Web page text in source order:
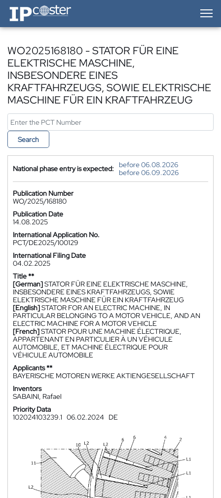
IP-Coster — Home
WO2025168180 - STATOR FÜR EINE
ELEKTRISCHE MASCHINE,
INSBESONDERE EINES
KRAFTFAHRZEUGS, SOWIE ELEKTRISCHE
MASCHINE FÜR EIN KRAFTFAHRZEUG
Search
National phase entry is expected:
before 06.08.2026
before 06.09.2026
Publication Number
WO/2025/168180
Publication Date
14.08.2025
International Application No.
PCT/DE2025/100129
International Filing Date
04.02.2025
Title **
[German]STATOR FÜR EINE ELEKTRISCHE MASCHINE,
INSBESONDERE EINES KRAFTFAHRZEUGS, SOWIE
ELEKTRISCHE MASCHINE FÜR EIN KRAFTFAHRZEUG
[English]STATOR FOR AN ELECTRIC MACHINE, IN
PARTICULAR BELONGING TO A MOTOR VEHICLE, AND AN
ELECTRIC MACHINE FOR A MOTOR VEHICLE
[French]STATOR POUR UNE MACHINE ÉLECTRIQUE,
APPARTENANT EN PARTICULIER À UN VÉHICULE
AUTOMOBILE, ET MACHINE ÉLECTRIQUE POUR
VÉHICULE AUTOMOBILE
Applicants **
BAYERISCHE MOTOREN WERKE AKTIENGESELLSCHAFT
Inventors
SABAINI, Rafael
Priority Data
102024103239.1 06.02.2024 DE